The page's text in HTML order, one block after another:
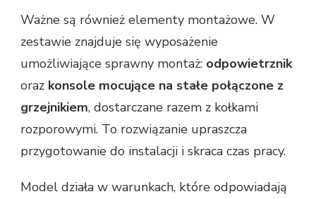
Ważne są również elementy montażowe. W
zestawie znajduje się wyposażenie
umożliwiające sprawny montaż: odpowietrznik
oraz konsole mocujące na stałe połączone z
grzejnikiem, dostarczane razem z kołkami
rozporowymi. To rozwiązanie upraszcza
przygotowanie do instalacji i skraca czas pracy.
Model działa w warunkach, które odpowiadają